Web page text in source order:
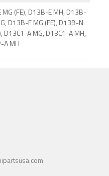
(FE), D13B-E MH, D13B-
D13B-F MG (FE), D13B-N
D13C1-A MG, D13C1-A MH,
A MH